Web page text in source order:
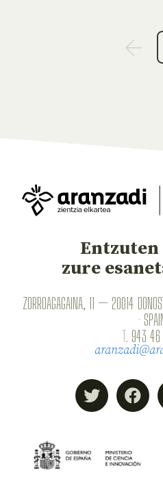
zure
ZORROAGAGAINA, 11 — 20014
·
T. 943